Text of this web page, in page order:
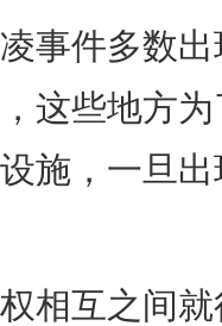
件多数出
这些地方为
施，一旦
互之间就